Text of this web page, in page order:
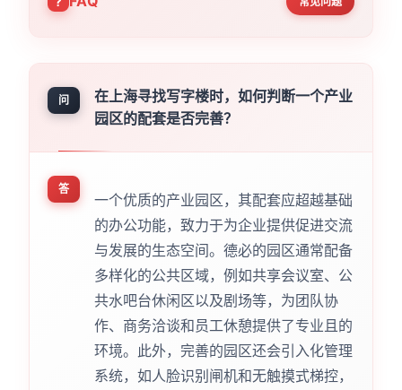
问
在上海寻找写字楼时，如何判断一个产业
园区的配套是否完善？
答
一个优质的产业园区，其配套应超越基础
的办公功能，致力于为企业提供促进交流
与发展的生态空间。德必的园区通常配备
多样化的公共区域，例如共享会议室、公
共水吧台休闲区以及剧场等，为团队协
作、商务洽谈和员工休憩提供了专业且的
环境。此外，完善的园区还会引入化管理
系统，如人脸识别闸机和无触摸式梯控，